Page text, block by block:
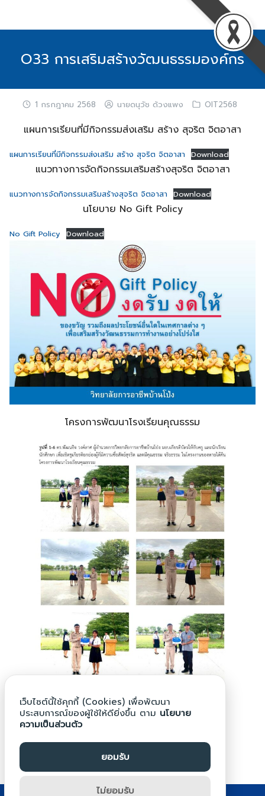
Search
Search
O33 การเสริมสร้างวัฒนธรรมองค์กร
1 กรกฎาคม 2568 นายดนุวัช ด้วงแพง OIT2568
แผนการเรียนที่มีกิจกรรมส่งเสริม สร้าง สุจริต จิตอาสา
แผนการเรียนที่มีกิจกรรมส่งเสริม สร้าง สุจริต จิตอาสา Download
แนวทางการจัดกิจกรรมเสริมสร้างสุจริต จิตอาสา
แนวทางการจัดกิจกรรมเสริมสร้างสุจริต จิตอาสา Download
นโยบาย No Gift Policy
No Gift Policy Download
โครงการพัฒนาโรงเรียนคุณธรรม
นายดนุวัช ด้วงแพง
เว็บไซต์นี้ใช้คุกกี้ (Cookies) เพื่อพัฒนา
ประสบการณ์ของผู้ใช้ให้ดียิ่งขึ้น ตาม นโยบาย
ความเป็นส่วนตัว
ยอมรับ
ไม่ยอมรับ